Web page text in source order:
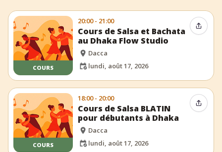
COURS
20:00 - 21:00
Cours de Salsa et Bachata
au Dhaka Flow Studio
Dacca
lundi, août 17, 2026
COURS
18:00 - 20:00
Cours de Salsa BLATIN
pour débutants à Dhaka
Dacca
lundi, août 17, 2026